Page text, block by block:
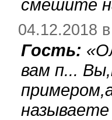
смешите
04.12.2018
Гость: «
вам п...